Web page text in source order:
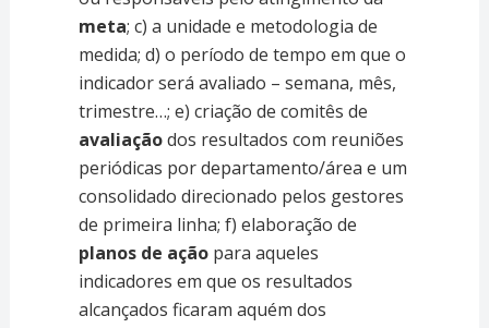
meta; c) a unidade e metodologia de
medida; d) o período de tempo em que o
indicador será avaliado – semana, mês,
trimestre…; e) criação de comitês de
avaliaçãodos resultados com reuniões
periódicas por departamento/área e um
consolidado direcionado pelos gestores
de primeira linha; f) elaboração de
planos de ação para aqueles
indicadores em que os resultados
alcançados ficaram aquém dos